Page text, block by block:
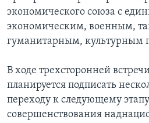
экономического союза с
экономическим, военным,
гуманитарным, культурным
В ходе трехсторонней
планируется подписать
переходу к следующему
совершенствования